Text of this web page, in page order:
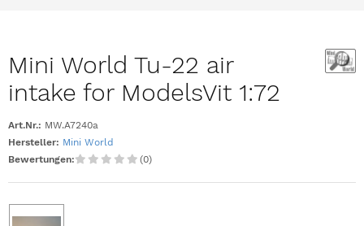
Mini World Tu-22 air
intake for ModelsVit 1:72
Art.Nr.: MW.A7240a
Hersteller: Mini World
Bewertungen:
(0)